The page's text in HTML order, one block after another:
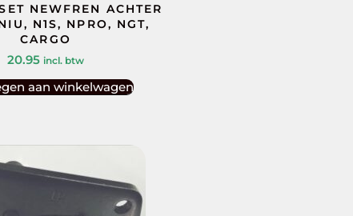
NEWFREN ACHTER
N1S, NPRO, NGT,
CARGO
20.95 incl. btw
aan winkelwagen